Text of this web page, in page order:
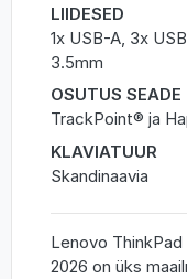
LIIDESED
1x USB-A, 3x
3.5mm
OSUTUS SEADE
TrackPoint® ja
KLAVIATUUR
Skandinaavia
Lenovo ThinkPad
2026 on üks